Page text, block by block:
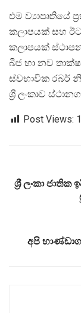
එම ව්‍යාපෘතියේ
කලාපයක් සහ
කලාපයක්
බීජ හා නව
ස්වභාවික රබර්
ශ්‍රී ලංකාව
Post Views:
ශ්‍රී ලංකා
අපි